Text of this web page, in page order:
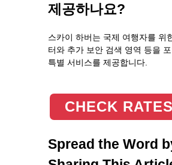
제공하나요?
스카이 하버는 국제 여행자를 위
터와 추가 보안 검색 영역 등을
특별 서비스를 제공합니다.
CHECK RATES
Spread the Word